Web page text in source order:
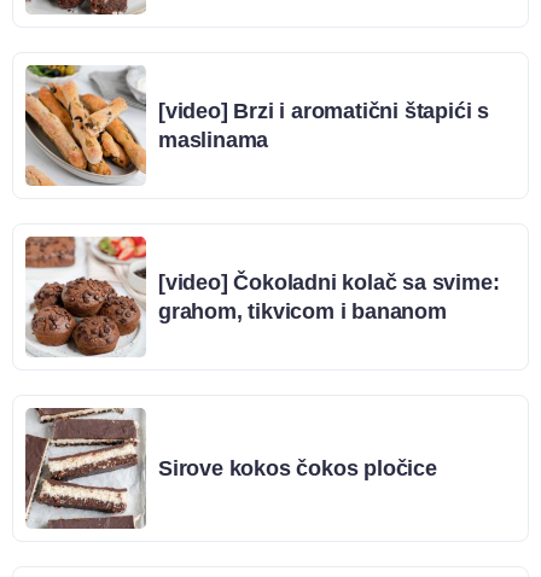
[video] Brzi i aromatični štapići s
maslinama
[video] Čokoladni kolač sa svime:
grahom, tikvicom i bananom
Sirove kokos čokos pločice